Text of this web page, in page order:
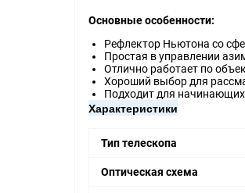
Основные особенности:
Рефлектор Ньютона со
Простая в управлении
Отлично работает по
Хороший выбор для
Подходит для
Характеристики
Тип телескопа
Оптическая схема